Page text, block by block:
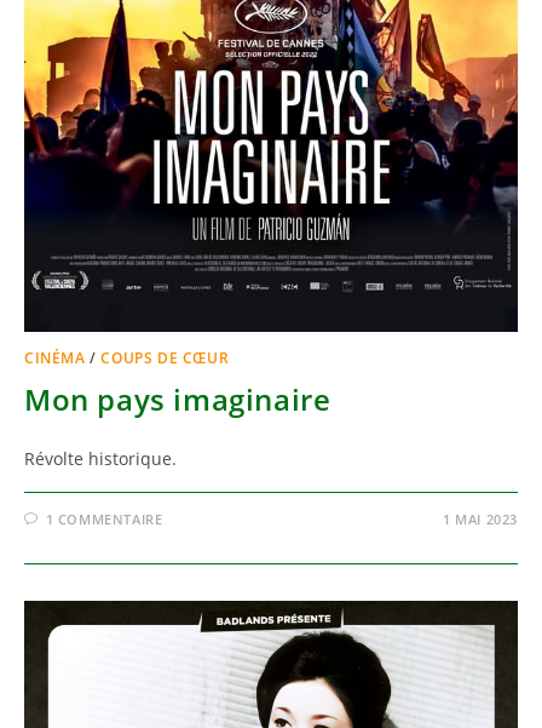
CINÉMA /COUPS DE CŒUR
Mon pays imaginaire
Révolte historique.
1 COMMENTAIRE 1 MAI 2023